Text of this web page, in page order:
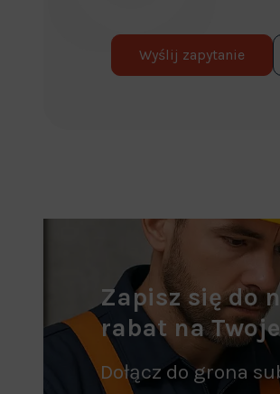
Wyślij zapytanie
Zapisz się do
rabat na
Dołącz do grona